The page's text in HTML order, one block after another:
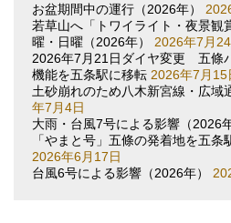
お盆期間中の運行（2026年）
若草山へ「トワイライト・夜景
曜・日曜（2026年）
2026年7月
2026年7月21日ダイヤ変更 五條
機能を五条駅に移転 2026年7月15
土砂崩れのため八木新宮線・広域
年7月4日
大雨・台風7号による影響（2026年
「やまと号」五條の発着地を五
2026年6月17日
台風6号による影響（2026年）